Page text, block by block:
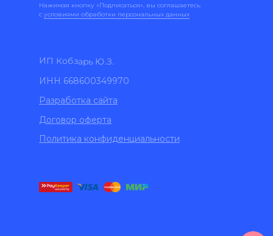
ИП Кобзарь Ю.З.
ИНН 668600349970
Разработка сайта
Договор оферта
Политика конфиденциальности
Нажимая кнопку «Подписаться», вы соглашаетесь
с условиями обработки персональных данных